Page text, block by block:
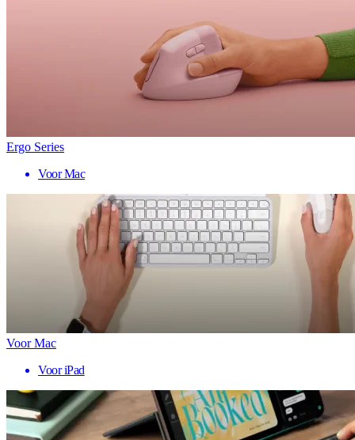
Ergo Series
Voor Mac
Voor Mac
Voor iPad